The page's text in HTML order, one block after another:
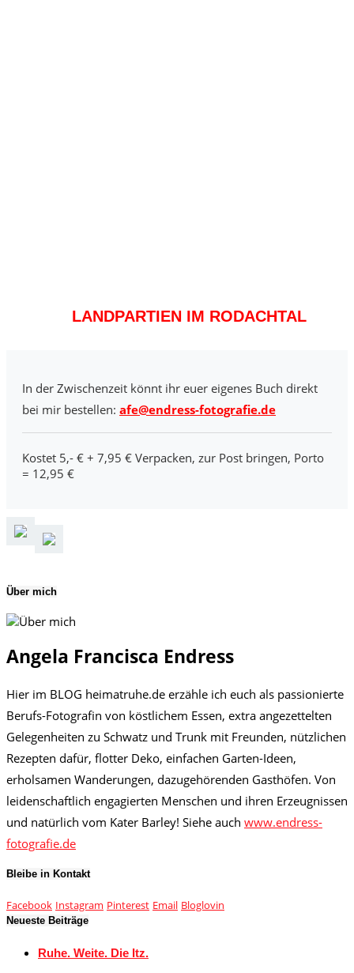
LANDPARTIEN IM RODACHTAL
In der Zwischenzeit könnt ihr euer eigenes Buch direkt
bei mir bestellen: afe@endress-fotografie.de
Kostet 5,- € + 7,95 € Verpacken, zur Post bringen, Porto
= 12,95 €
Über mich
Angela Francisca Endress
Hier im BLOG heimatruhe.de erzähle ich euch als passionierte
Berufs-Fotografin von köstlichem Essen, extra angezettelten
Gelegenheiten zu Schwatz und Trunk mit Freunden, nützlichen
Rezepten dafür, flotter Deko, einfachen Garten-Ideen,
erholsamen Wanderungen, dazugehörenden Gasthöfen. Von
leidenschaftlich engagierten Menschen und ihren Erzeugnissen
und natürlich vom Kater Barley! Siehe auch www.endress-
fotografie.de
Bleibe in Kontakt
Facebook Instagram Pinterest Email Bloglovin
Neueste Beiträge
Ruhe. Weite. Die Itz.